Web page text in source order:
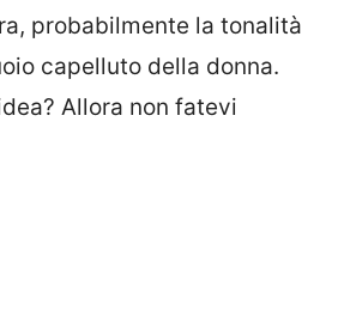
probabilmente la tonalità
capelluto della donna.
Allora non fatevi